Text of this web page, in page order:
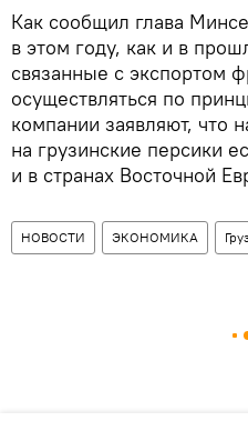
Как сообщил глава
в этом году, как и в
связанные с экспортом
осуществляться по
компании заявляют, что
на грузинские персики
и в странах Восточной
НОВОСТИ ЭКОНОМИКА